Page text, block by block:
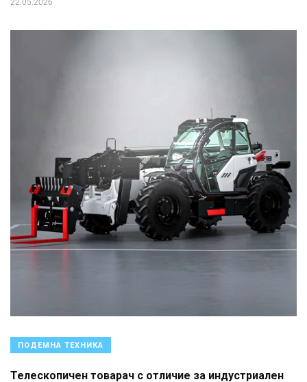
22.05.2026
ПОДЕМНА ТЕХНИКА
Телескопичен товарач с отличие за индустриален